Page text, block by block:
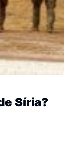
Síria?